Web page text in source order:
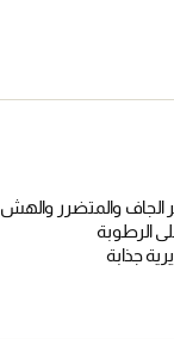
الجاف والمتضرر والهش
الرطوبة
جذابة